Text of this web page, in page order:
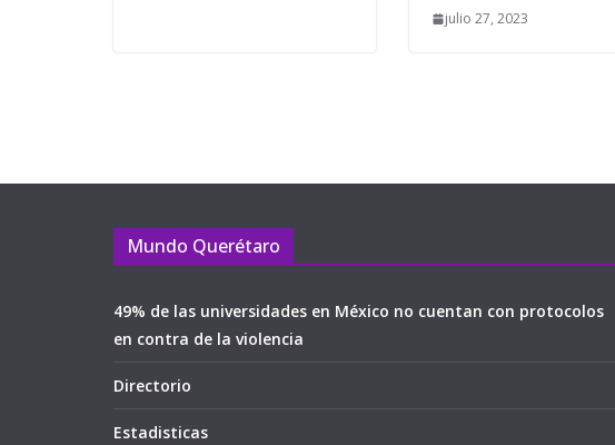
julio 27, 2023
Mundo Querétaro
49% de las universidades en México no cuentan con protocolos
en contra de la violencia
Directorio
Estadisticas